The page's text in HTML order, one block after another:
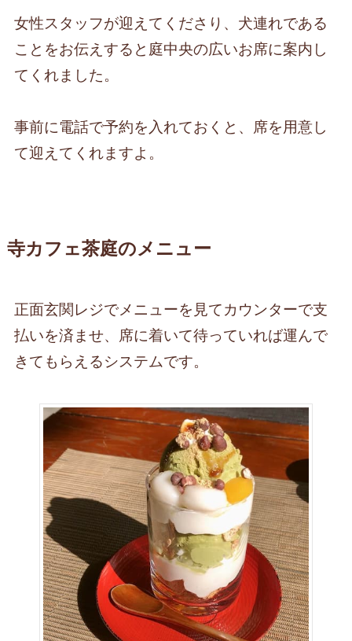
女性スタッフが迎えてくださり、犬連れである
ことをお伝えすると庭中央の広いお席に案内し
てくれました。
事前に電話で予約を入れておくと、席を用意し
て迎えてくれますよ。
寺カフェ茶庭のメニュー
正面玄関レジでメニューを見てカウンターで支
払いを済ませ、席に着いて待っていれば運んで
きてもらえるシステムです。